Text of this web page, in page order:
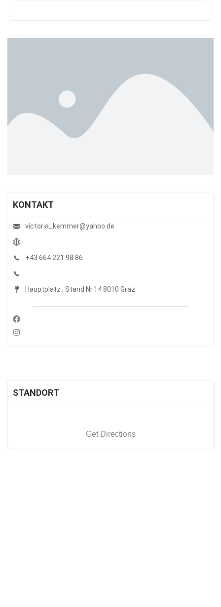
KONTAKT
victoria_kemmer@yahoo.de
+43 664 221 98 86
Hauptplatz , Stand Nr.14 8010 Graz
STANDORT
Get Directions